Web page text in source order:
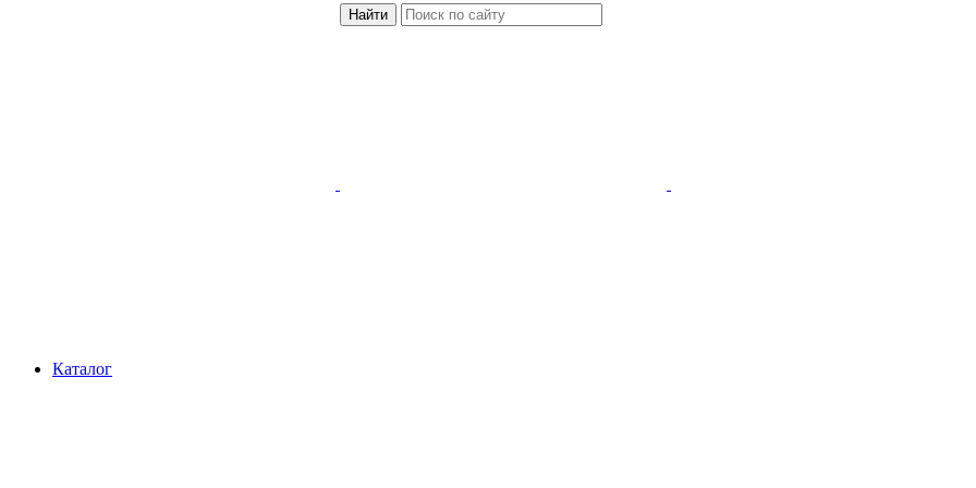
Найти
Каталог